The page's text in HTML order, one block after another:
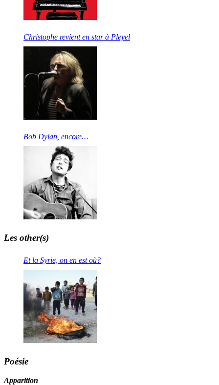
Christophe revient en star à Pleyel
Bob Dylan, encore…
Les other(s)
Et la Syrie, on en est où?
Poésie
Apparition